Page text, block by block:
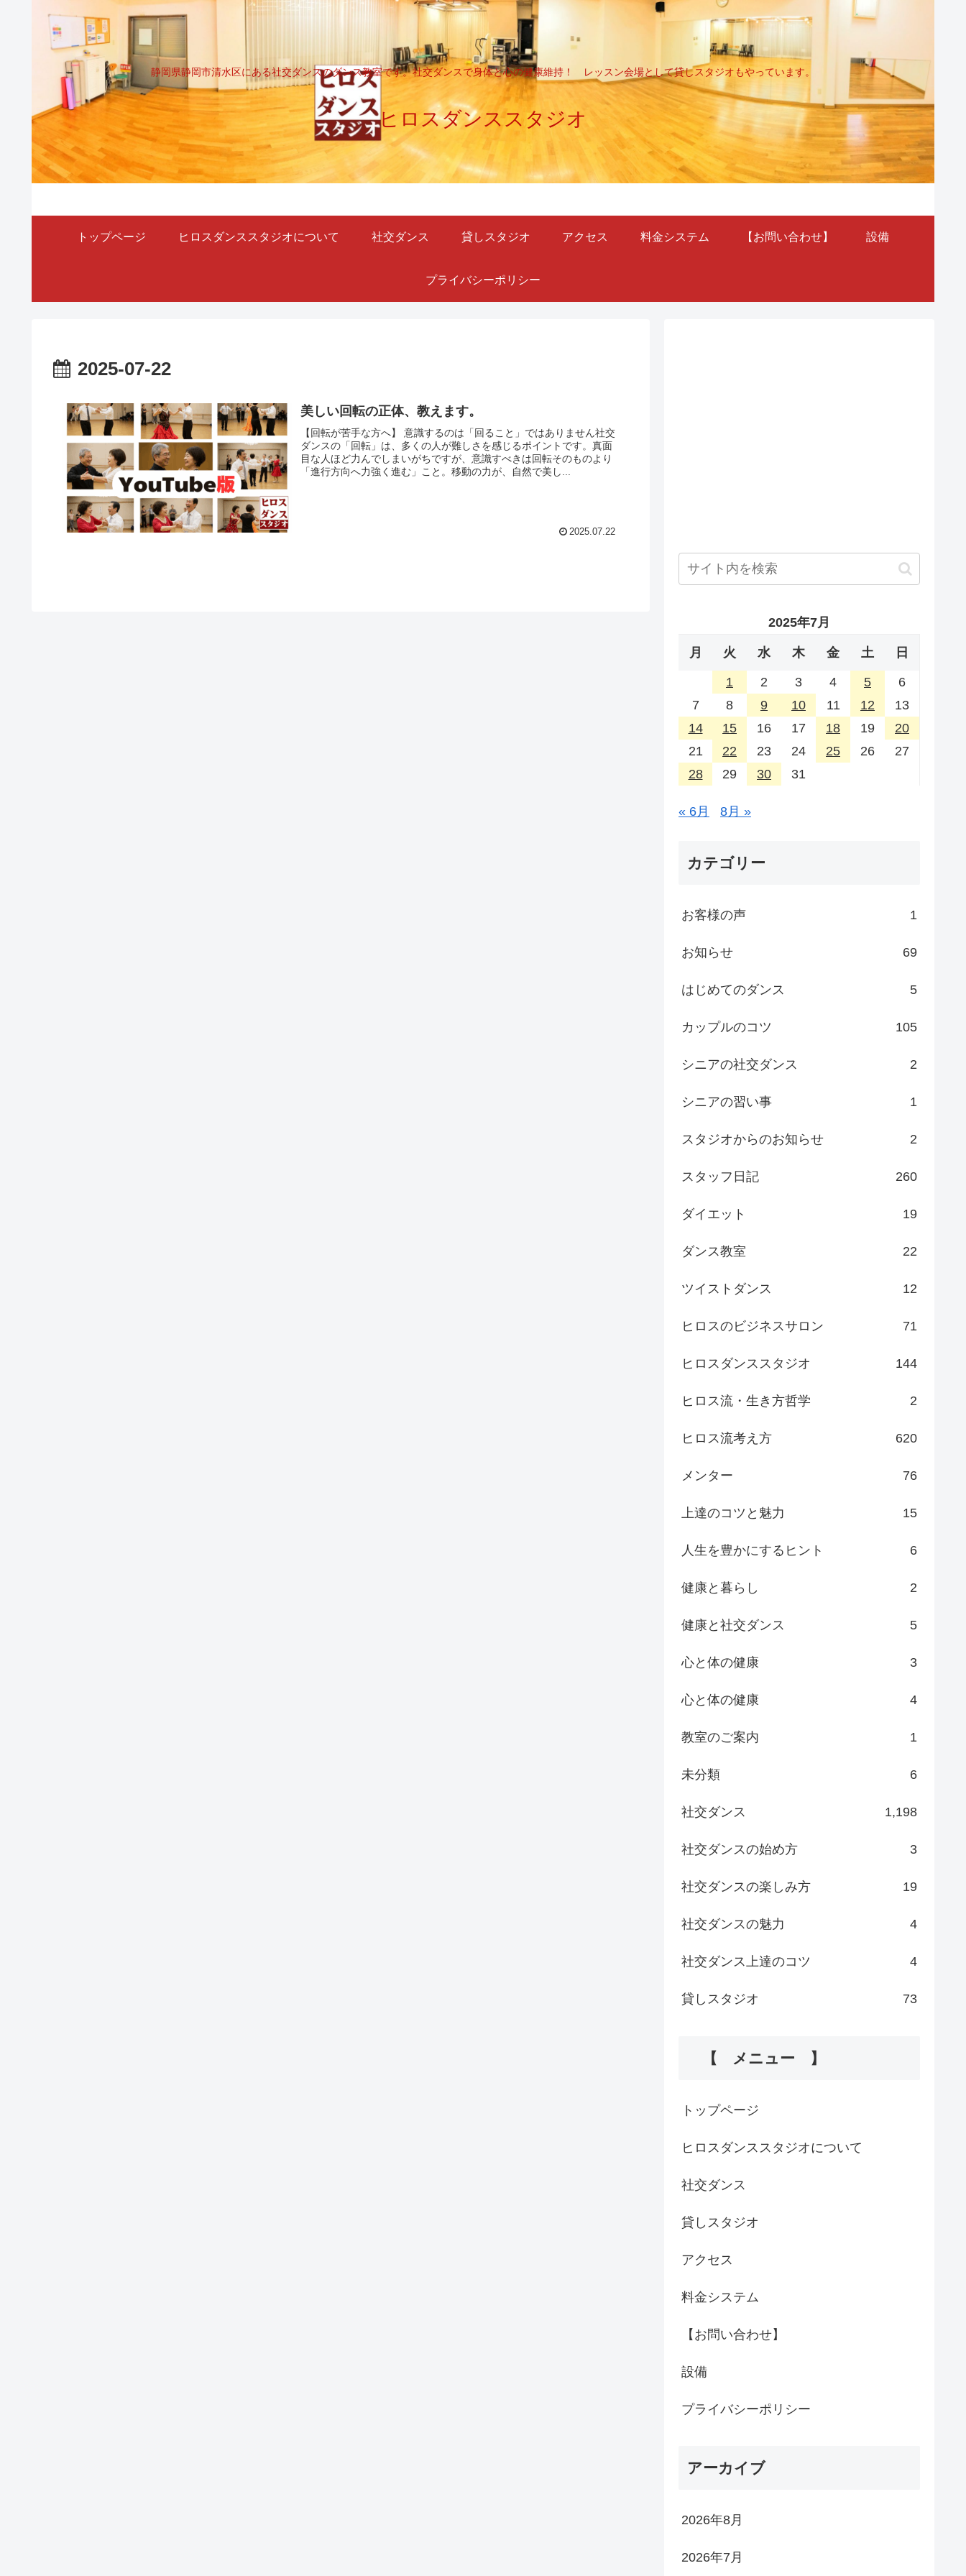
静岡県静岡市清水区にある社交ダンスのダンス教室です。社交ダンスで身体と心の健康維持！ レッスン会場として貸しスタジオもやっています。
ヒロスダンススタジオ
トップページ ヒロスダンススタジオについて 社交ダンス 貸しスタジオ アクセス 料金システム 【お問い合わせ】 設備
プライバシーポリシー
2025-07-22
美しい回転の正体、教えます。
【回転が苦手な方へ】 意識するのは「回ること」ではありません社交
ダンスの「回転」は、多くの人が難しさを感じるポイントです。真面
目な人ほど力んでしまいがちですが、意識すべきは回転そのものより
「進行方向へ力強く進む」こと。移動の力が、自然で美し...
2025.07.22
2025年7月
月 火 水 木 金 土 日
1 2 3 4 5
6
7
8 9 10 11 12
13
14
15 16 17 18 19
20
21
22 23 24 25 26
27
28
29 30 31
« 6月 8月 »
カテゴリー
お客様の声 1
お知らせ 69
はじめてのダンス 5
カップルのコツ 105
シニアの社交ダンス 2
シニアの習い事 1
スタジオからのお知らせ 2
スタッフ日記 260
ダイエット 19
ダンス教室 22
ツイストダンス 12
ヒロスのビジネスサロン 71
ヒロスダンススタジオ 144
ヒロス流・生き方哲学 2
ヒロス流考え方 620
メンター 76
上達のコツと魅力 15
人生を豊かにするヒント 6
健康と暮らし 2
健康と社交ダンス 5
心と体の健康 3
心と体の健康 4
教室のご案内 1
未分類 6
社交ダンス 1,198
社交ダンスの始め方 3
社交ダンスの楽しみ方 19
社交ダンスの魅力 4
社交ダンス上達のコツ 4
貸しスタジオ 73
【 メニュー 】
トップページ
ヒロスダンススタジオについて
社交ダンス
貸しスタジオ
アクセス
料金システム
【お問い合わせ】
設備
プライバシーポリシー
アーカイブ
2026年8月
2026年7月